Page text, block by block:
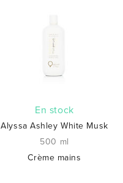
En stock
Alyssa Ashley White Musk
500 ml
Crème mains